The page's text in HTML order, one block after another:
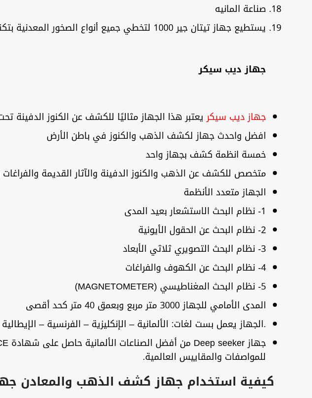
صناعة المانيه
يستطيع جهاز تيتان جير 1000 لتخطي جميع أنواع الصخور المعدنية بتكنولوجيا المعايرة الأتوماتيكية منها الصخور الرسوبية والمتحولة والنارية
جهاز ديب سيكر
جهاز ديب سيكريعتبر هذا الجهاز مثاليًا للكشف عن الكنوز الدفينة
افضل واحدث جهاز لكشف الذهب والكنوز في باطن الأرض
خمسة انظمة كشف بجهاز واحد
متخصص للكشف عن الذهب والكنوز الدفينة والآثار القديمة
الجهاز متعدد الأنظمة
1- نظام البحث الاستشعار بعيد المدى
2- نظام البحث عن الحقول الأيونية
3- نظام البحث التصويري ثلاثي الأبعاد
4- نظام البحث عن الكهوف والفراغات
5- نظام البحث المغناطيسي (MAGNETOMETER)
المدى الأمامي للجهاز 3000 متر مربع وبعمق 40 متر كحد أقصى
.الجهاز يعمل بست لغات: الألمانية – الإنكليزية – الفرنسية – الإيطالية
للمواصفات والمقاييس العالمية.
كيفية استخدام جهاز كشف الذهب والمعادن